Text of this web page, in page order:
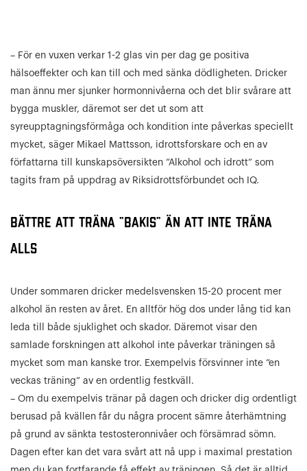
– För en vuxen verkar 1-2 glas vin per dag ge positiva
hälsoeffekter och kan till och med sänka dödligheten. Dricker
man ännu mer sjunker hormonnivåerna och det blir svårare att
bygga muskler, däremot ser det ut som att
syreupptagningsförmåga och kondition inte påverkas speciellt
mycket, säger Mikael Mattsson, idrottsforskare och en av
författarna till kunskapsöversikten ”Alkohol och idrott” som
tagits fram på uppdrag av Riksidrottsförbundet och IQ.
Bättre att träna ”bakis” än att inte träna
alls
Under sommaren dricker medelsvensken 15-20 procent mer
alkohol än resten av året. En alltför hög dos under lång tid kan
leda till både sjuklighet och skador. Däremot visar den
samlade forskningen att alkohol inte påverkar träningen så
mycket som man kanske tror. Exempelvis försvinner inte ”en
veckas träning” av en ordentlig festkväll.
– Om du exempelvis tränar på dagen och dricker dig ordentligt
berusad på kvällen får du några procent sämre återhämtning
på grund av sänkta testosteronnivåer och försämrad sömn.
Dagen efter kan det vara svårt att nå upp i maximal prestation